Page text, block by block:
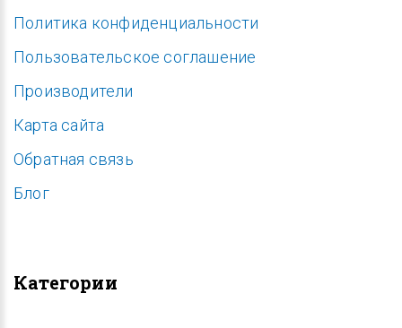
Политика конфиденциальности
Пользовательское соглашение
Производители
Карта сайта
Обратная связь
Блог
Категории